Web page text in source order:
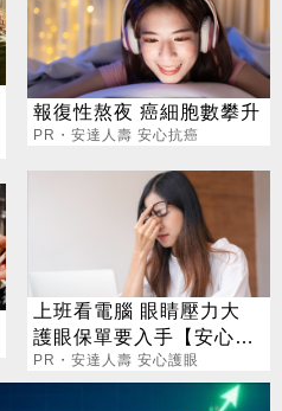
報復性熬夜 癌細胞數攀升
PR・安達人壽 安心抗癌
上班看電腦 眼睛壓力大
護眼保單要入手【安心護
眼定期眼睛險】
PR・安達人壽 安心護眼